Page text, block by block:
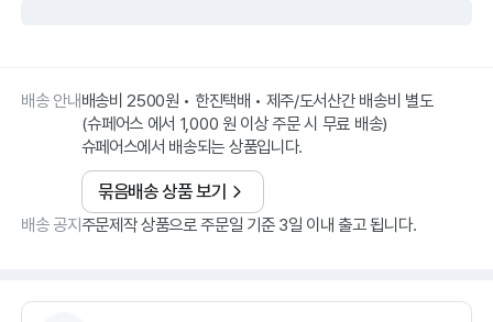
배송 안내배송비 2500원 • 한진택배 • 제주/도서산간 배송비 별도
(슈페어스 에서 1,000 원 이상 주문 시 무료 배송)
슈페어스에서 배송되는 상품입니다.
묶음배송 상품 보기
배송 공지 주문제작 상품으로 주문일 기준 3일 이내 출고 됩니다.